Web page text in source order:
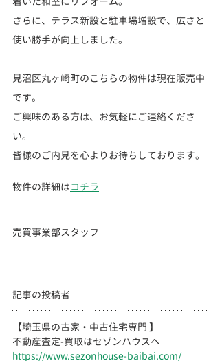
さらに、テラス新設と駐車場増設で、広さと
使い勝手が向上しました。
見沼区丸ヶ崎町のこちらの物件は現在販売中
です。
ご興味のある方は、お気軽にご連絡くださ
い。
皆様のご内見を心よりお待ちしております。
物件の詳細はコチラ
売買事業部スタッフ
記事の投稿者
【埼玉県の古家・中古住宅専門 】
不動産査定-買取はセゾンハウスへ
https://www.sezonhouse-baibai.com/